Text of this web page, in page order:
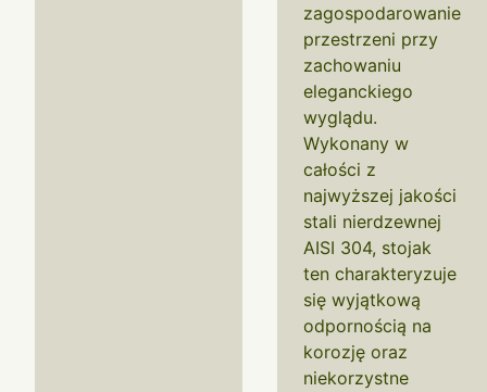
zagospodarowanie
przestrzeni przy
zachowaniu
eleganckiego
wyglądu.
Wykonany w
całości z
najwyższej jakości
stali nierdzewnej
AISI 304, stojak
ten charakteryzuje
się wyjątkową
odpornością na
korozję oraz
niekorzystne